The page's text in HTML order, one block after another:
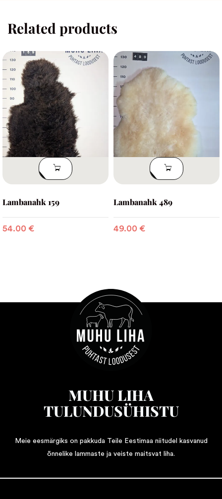
Related products
Lambanahk 159
54.00 €
Lambanahk 489
49.00 €
MUHU LIHA
TULUNDUSÜHISTU
Meie eesmärgiks on pakkuda Teile Eestimaa niitudel kasvanud
õnnelike lammaste ja veiste maitsvat liha.